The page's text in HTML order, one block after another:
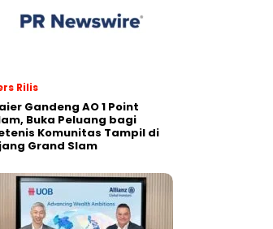
Rilis
Gandeng AO 1 Point
Buka Peluang bagi
Komunitas Tampil di
Grand Slam